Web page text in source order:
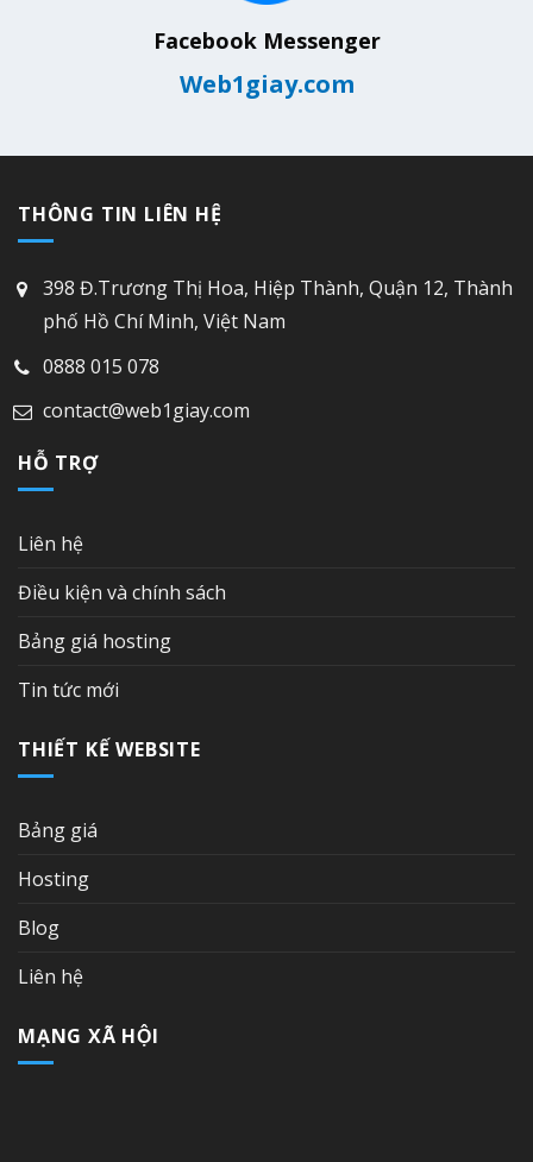
Facebook Messenger
Web1giay.com
THÔNG TIN LIÊN HỆ
398 Đ.Trương Thị Hoa, Hiệp Thành, Quận 12, Thành
phố Hồ Chí Minh, Việt Nam
0888 015 078
contact@web1giay.com
HỖ TRỢ
Liên hệ
Điều kiện và chính sách
Bảng giá hosting
Tin tức mới
THIẾT KẾ WEBSITE
Bảng giá
Hosting
Blog
Liên hệ
MẠNG XÃ HỘI